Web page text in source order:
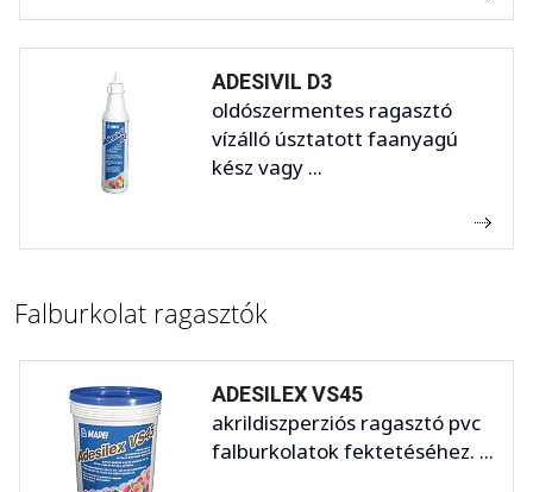
ADESIVIL D3
oldószermentes ragasztó
vízálló úsztatott faanyagú
kész vagy ...
Falburkolat ragasztók
ADESILEX VS45
akrildiszperziós ragasztó pvc
falburkolatok fektetéséhez. ...